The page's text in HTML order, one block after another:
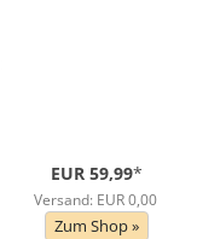
EUR 59,99*
Versand: EUR 0,00
Zum Shop »